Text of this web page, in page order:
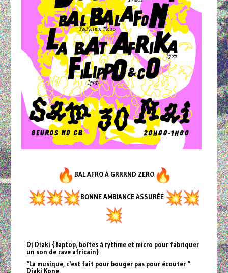
BAL AFRO À GRRRND ZERO
BONNE AMBIANCE ASSURÉE
Dj Diaki { laptop, boîtes à rythme et micro pour fabriquer
un son de rave africain}
"La musique, c'est fait pour bouger pas pour écouter "
Diaki Kone